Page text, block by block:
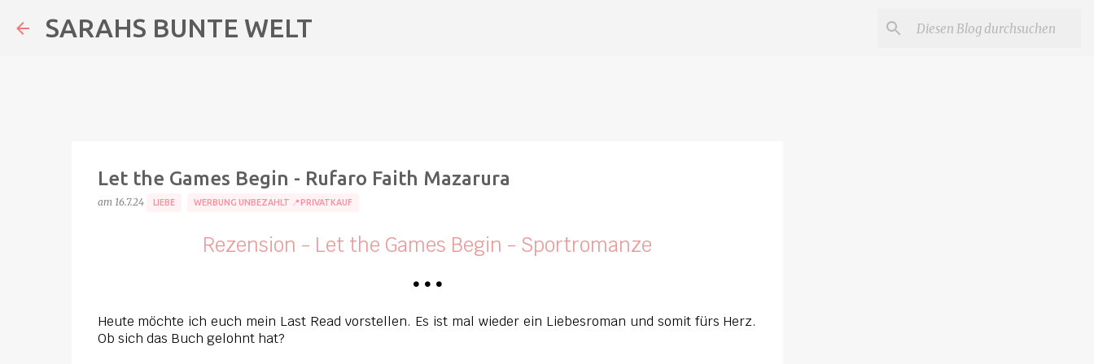
SARAHS BUNTE WELT
Let the Games Begin - Rufaro Faith Mazarura
am 16.7.24 LIEBE WERBUNG UNBEZAHLT 📍PRIVATKAUF
Rezension - Let the Games Begin - Sportromanze
• • •
Heute möchte ich euch mein Last Read vorstellen. Es ist mal wieder ein Liebesroman und somit fürs Herz.
Ob sich das Buch gelohnt hat?